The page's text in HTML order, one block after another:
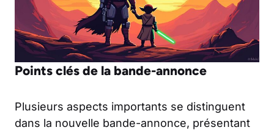
Points clés de la bande-annonce
Plusieurs aspects importants se distinguent
dans la nouvelle bande-annonce, présentant